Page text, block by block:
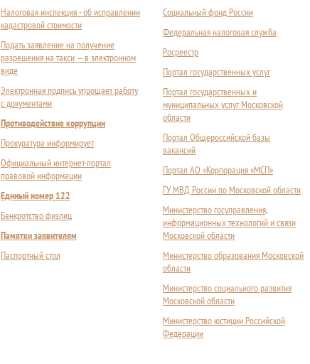
Налоговая инспекция - об исправлении
кадастровой стоимости
Подать заявление на получение
разрешения на такси — в электронном
виде
Электронная подпись упрощает работу
с документами
Противодействие коррупции
Прокуратура информирует
Официальный интернет-портал
правовой информации
Единый номер 122
Банкротство физлиц
Памятки заявителям
Паспортный стол
Социальный фонд России
Федеральная налоговая служба
Росреестр
Портал государственных услуг
Портал государственных и
муниципальных услуг Московской
области
Портал Общероссийской базы
вакансий
Портал АО «Корпорация «МСП»
ГУ МВД России по Московской области
Министерство госуправления,
информационных технологий и связи
Московской области
Министерство образования Московской
области
Министерство социального развития
Московской области
Министерство юстиции Российской
Федерации